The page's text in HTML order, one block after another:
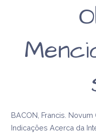
BACON, Francis.
Indicações Acerca da